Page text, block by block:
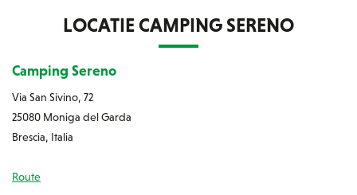
LOCATIE CAMPING SERENO
Camping Sereno
Via San Sivino, 72
25080 Moniga del Garda
Brescia, Italia
Route